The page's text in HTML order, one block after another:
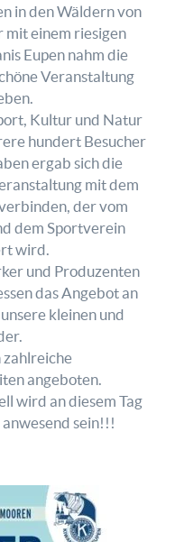
in den Wäldern von
mit einem riesigen
Eupen nahm die
Veranstaltung
Kultur und Natur
hundert Besucher
ergab sich die
mit dem
der vom
dem Sportverein
wird.
und Produzenten
das Angebot an
kleinen und
angeboten.
wird an diesem Tag
sein!!!